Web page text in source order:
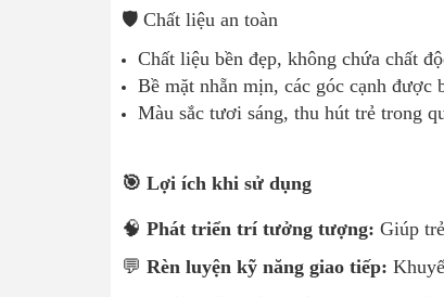
🛡️ Chất liệu an toàn
Chất liệu bền đẹp, không chứa chất
Bề mặt nhẵn mịn, các góc cạnh được
Màu sắc tươi sáng, thu hút trẻ trong
🎯 Lợi ích khi sử dụng
🧠 Phát triển trí tưởng tượng: Giúp
💬 Rèn luyện kỹ năng giao tiếp: